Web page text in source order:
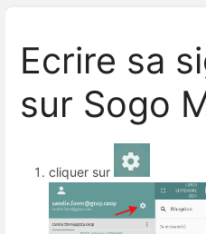
Ecrire sa
sur Sogo
cliquer sur